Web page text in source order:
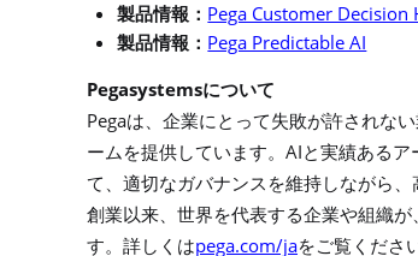
製品情報 ： Pega Customer Decision
製品情報 ： Pega Predictable AI
Pegasystemsについて
Pegaは、企業にとって失敗が許されな
ームを提供しています。 AIと実績あるア
て、適切なガバナンスを維持しながら
創業以来、世界を代表する企業や組織
す。詳しくはpega.com/jaをご覧くださ